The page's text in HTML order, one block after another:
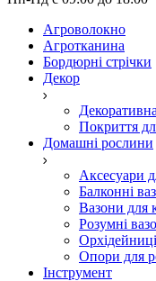
Агроволокно
Агротканина
Бордюрні стрічки
Декор
Покриття
Домашні рослини
Аксесуари
Балконні
Вазони для
Розумні
Орхідейниці
Опори для
Інструмент